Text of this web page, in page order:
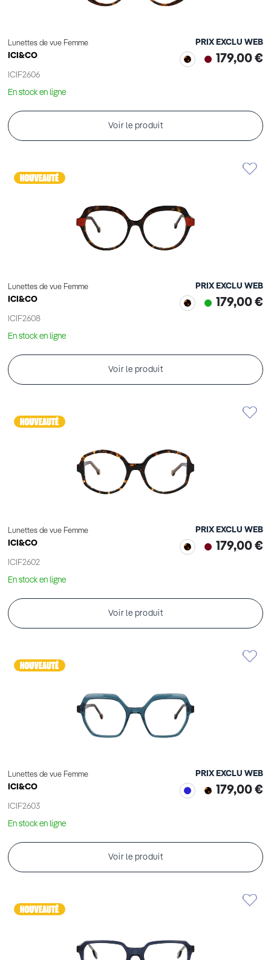
Lunettes de vue Femme
ICI&CO
ICIF2606
PRIX EXCLU WEB
179,00 €
En stock en ligne
Voir le produit
Lunettes de vue Femme
ICI&CO
ICIF2608
PRIX EXCLU WEB
179,00 €
En stock en ligne
Voir le produit
Lunettes de vue Femme
ICI&CO
ICIF2602
PRIX EXCLU WEB
179,00 €
En stock en ligne
Voir le produit
Lunettes de vue Femme
ICI&CO
ICIF2603
PRIX EXCLU WEB
179,00 €
En stock en ligne
Voir le produit